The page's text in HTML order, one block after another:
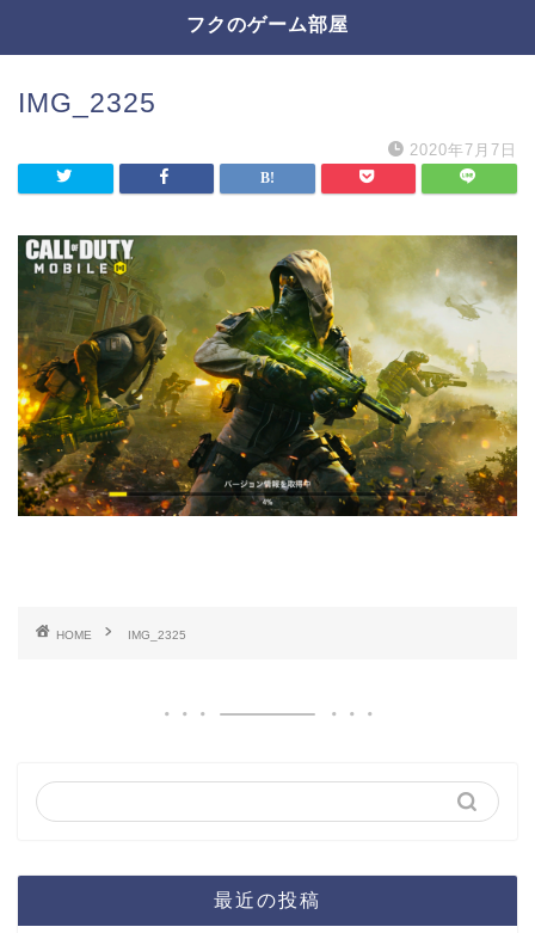
フクのゲーム部屋
IMG_2325
2020年7月7日
HOME IMG_2325
最近の投稿